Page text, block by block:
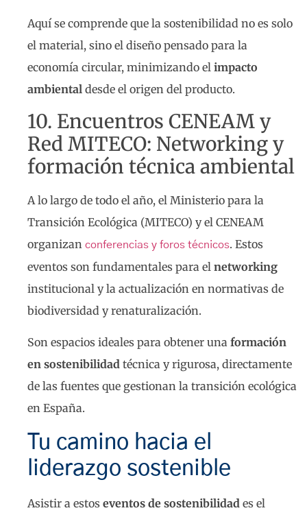
Aquí se comprende que la sostenibilidad no es solo
el material, sino el diseño pensado para la
economía circular, minimizando el impacto
ambiental desde el origen del producto.
10. Encuentros CENEAM y
Red MITECO: Networking y
formación técnica ambiental
A lo largo de todo el año, el Ministerio para la
Transición Ecológica (MITECO) y el CENEAM
organizan conferencias y foros técnicos. Estos
eventos son fundamentales para el networking
institucional y la actualización en normativas de
biodiversidad y renaturalización.
Son espacios ideales para obtener una formación
en sostenibilidad técnica y rigurosa, directamente
de las fuentes que gestionan la transición ecológica
en España.
Tu camino hacia el
liderazgo sostenible
Asistir a estos eventos de sostenibilidad es el